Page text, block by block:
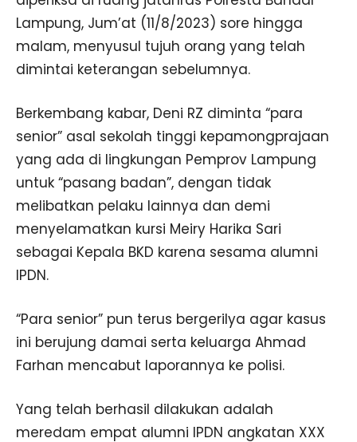
Lampung, Jum’at (11/8/2023) sore hingga
malam, menyusul tujuh orang yang telah
dimintai keterangan sebelumnya.
Berkembang kabar, Deni RZ diminta “para
senior” asal sekolah tinggi kepamongprajaan
yang ada di lingkungan Pemprov Lampung
untuk “pasang badan”, dengan tidak
melibatkan pelaku lainnya dan demi
menyelamatkan kursi Meiry Harika Sari
sebagai Kepala BKD karena sesama alumni
IPDN.
“Para senior” pun terus bergerilya agar kasus
ini berujung damai serta keluarga Ahmad
Farhan mencabut laporannya ke polisi.
Yang telah berhasil dilakukan adalah
meredam empat alumni IPDN angkatan XXX